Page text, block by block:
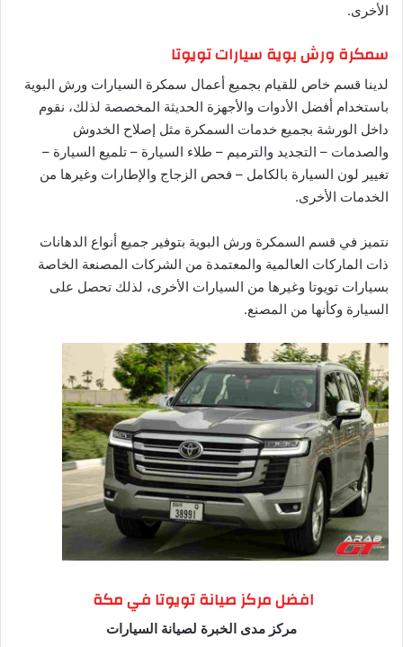
الأخرى.
سمكرة ورش بوية سيارات تويوتا
لدينا قسم خاص للقيام بجميع أعمال سمكرة السيارات ورش البوية
باستخدام أفضل الأدوات والأجهزة الحديثة المخصصة لذلك، نقوم
داخل الورشة بجميع خدمات السمكرة مثل إصلاح الخدوش
والصدمات – التجديد والترميم – طلاء السيارة – تلميع السيارة –
تغيير لون السيارة بالكامل – فحص الزجاج والإطارات وغيرها من
الخدمات الأخرى.
نتميز في قسم السمكرة ورش البوية بتوفير جميع أنواع الدهانات
ذات الماركات العالمية والمعتمدة من الشركات المصنعة الخاصة
بسيارات تويوتا وغيرها من السيارات الأخرى، لذلك تحصل على
السيارة وكأنها من المصنع.
افضل مركز صيانة تويوتا في مكة
مركز مدى الخبرة لصيانة السيارات